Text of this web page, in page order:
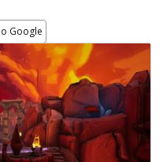
Google